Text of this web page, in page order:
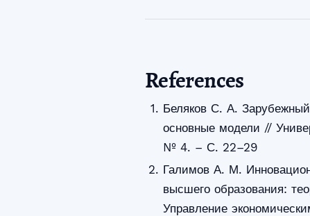
References
Беляков С. А.
основные модели //
№ 4. – С. 22–29
Галимов А. М.
высшего образования:
Управление